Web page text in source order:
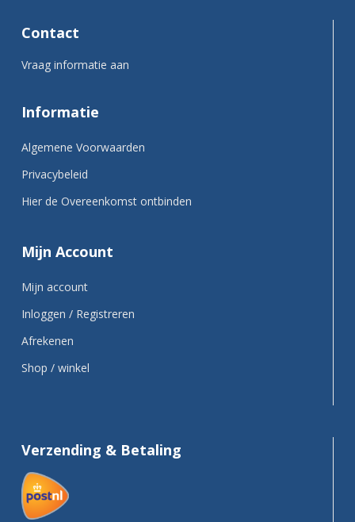
Contact
Vraag informatie aan
Informatie
Algemene Voorwaarden
Privacybeleid
Hier de Overeenkomst ontbinden
Mijn Account
Mijn account
Inloggen / Registreren
Afrekenen
Shop / winkel
Verzending & Betaling